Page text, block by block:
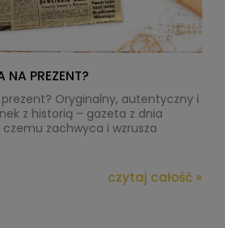
NA PREZENT?
Oryginalny, autentyczny i
z historią – gazeta z dnia
czemu zachwyca i wzrusza
czytaj całość »